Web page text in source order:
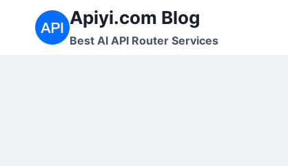
Apiyi.com Blog
Best AI API Router Services